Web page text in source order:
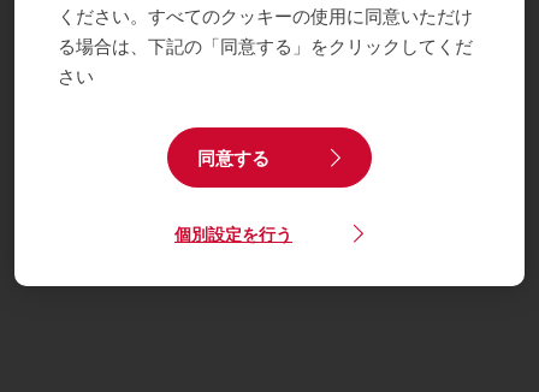
ください。すべてのクッキーの使用に同意いただけ
る場合は、下記の「同意する」をクリックしてくだ
さい
同意する
個別設定を行う